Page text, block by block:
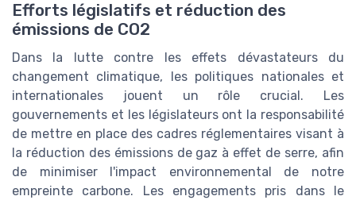
Efforts législatifs et réduction des
émissions de CO2
Dans la lutte contre les effets dévastateurs du
changement climatique, les politiques nationales et
internationales jouent un rôle crucial. Les
gouvernements et les législateurs ont la responsabilité
de mettre en place des cadres réglementaires visant à
la réduction des émissions de gaz à effet de serre, afin
de minimiser l'impact environnemental de notre
empreinte carbone. Les engagements pris dans le